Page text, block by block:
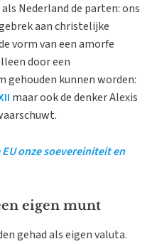
Nederland de parten: ons
aan christelijke
vorm van een amorfe
door een
kunnen worden:
maar ook de denker Alexis
onze soevereiniteit en
eigen munt
gehad als eigen valuta.